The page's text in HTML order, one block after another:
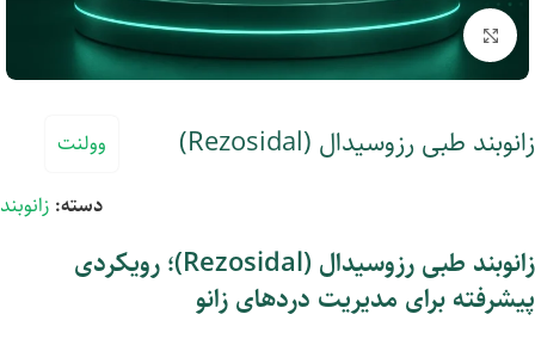
بزرگنمایی تصویر
زانوبند طبی رزوسیدال (Rezosidal)
وولنت
دسته: زانوبند
زانوبند طبی رزوسیدال (Rezosidal)؛ رویکردی
پیشرفته برای مدیریت دردهای زانو